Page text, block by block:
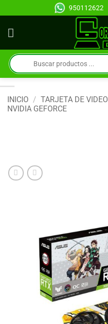
al
contenido
950112622
Búsqueda
de
productos
INICIO / TARJETA DE VIDEO
NVIDIA GEFORCE